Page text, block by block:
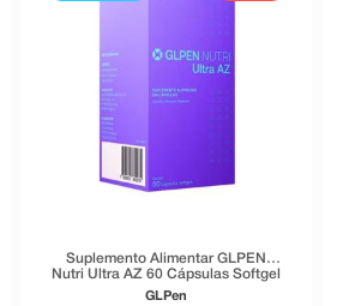
Suplemento Alimentar GLPEN
Nutri Ultra AZ 60 Cápsulas Softgel
GLPen